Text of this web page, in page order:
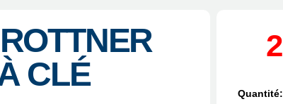
CLÉ
Quantité: